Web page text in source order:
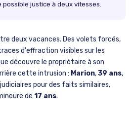
justice à deux vitesses.
deux vacances. Des volets forcés,
d'effraction visibles sur les
découvre le propriétaire à son
cette intrusion : Marion,39 ans,
pour des faits similaires,
de 17 ans.